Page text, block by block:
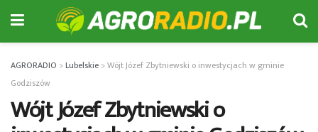
AGRORADIO >Lubelskie >Wójt Józef Zbytniewski o inwestycjach w gminie
Godziszów
Wójt Józef Zbytniewski o